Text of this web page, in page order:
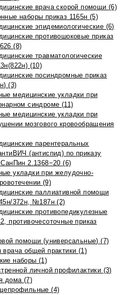
врача скорой помощи (6)
наборы приказ 1165н (5)
эпидемиологические (6)
противошоковые приказ
(8)
травматологические
(10)
посиндромные приказ
(3)
медицинские укладки при
синдроме (11)
медицинские укладки при
мозгового кровообращения
парентеральных
(антиспид) по приказу
2.1368−20 (6)
укладки при желудочно-
(9)
паллиативной помощи
372н, №187н (2)
противопедикулезные
противочесоточные приказ
помощи (универсальные) (7)
общей практики (1)
наборы (1)
личной профилактики (3)
дома (7)
(4)